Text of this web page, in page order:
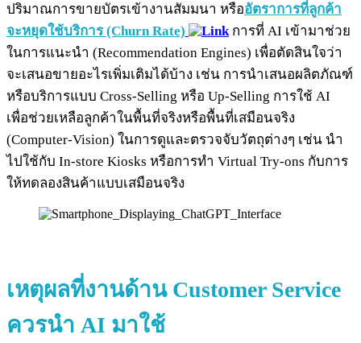
ปริมาณการขายบัตรเข้างานสัมมนา หรืออัตราการที่ลูกค้า
จะหยุดใช้บริการ (Churn Rate)
การที่ AI เข้ามาช่วย
ในการแนะนำ (Recommendation Engines) เพื่อตัดสินใจว่า
จะเสนอขายอะไรเพิ่มเติมได้บ้าง เช่น การนำเสนอผลิตภัณฑ์
หรือบริการแบบ Cross-Selling หรือ Up-Selling การใช้ AI
เพื่อช่วยเหลือลูกค้าในพื้นที่จริงหรือพื้นที่เสมือนจริง
(Computer-Vision) ในการดูและตรวจจับวัตถุต่างๆ เช่น นำ
ไปใช้กับ In-store Kiosks หรือการทำ Virtual Try-ons กับการ
ให้ทดลองสินค้าแบบเสมือนจริง
เหตุผลที่งานด้าน Customer Service
ควรนำ AI มาใช้